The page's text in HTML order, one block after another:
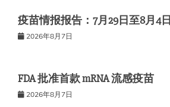
疫苗情报报告：7月29日至8月4日
2026年8月7日
FDA 批准首款 mRNA 流感疫苗
2026年8月7日